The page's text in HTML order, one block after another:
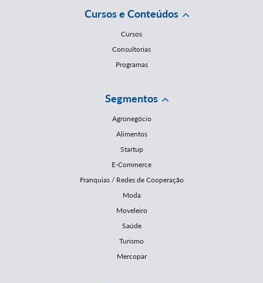
Cursos e Conteúdos
Cursos
Consultorias
Programas
Segmentos
Agronegócio
Alimentos
Startup
E-Commerce
Franquias / Redes de Cooperação
Moda
Moveleiro
Saúde
Turismo
Mercopar